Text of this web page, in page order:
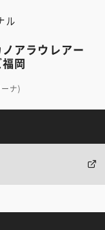
ル
ノアラウレアー
岡
ナ)